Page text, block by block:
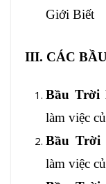
Giới Biết
III. CÁC
Bầu Trời
làm việc
Bầu Trời
làm việc